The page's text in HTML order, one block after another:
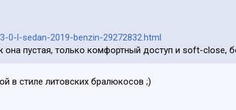
0-l-sedan-2019-benzin-29272832.html
она пустая, только комфортный доступ и soft-close,
в стиле литовских бралюкосов ;)